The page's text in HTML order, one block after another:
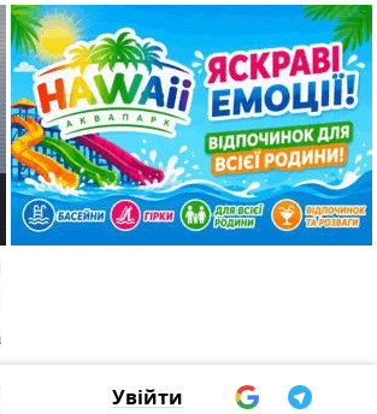
Увійти